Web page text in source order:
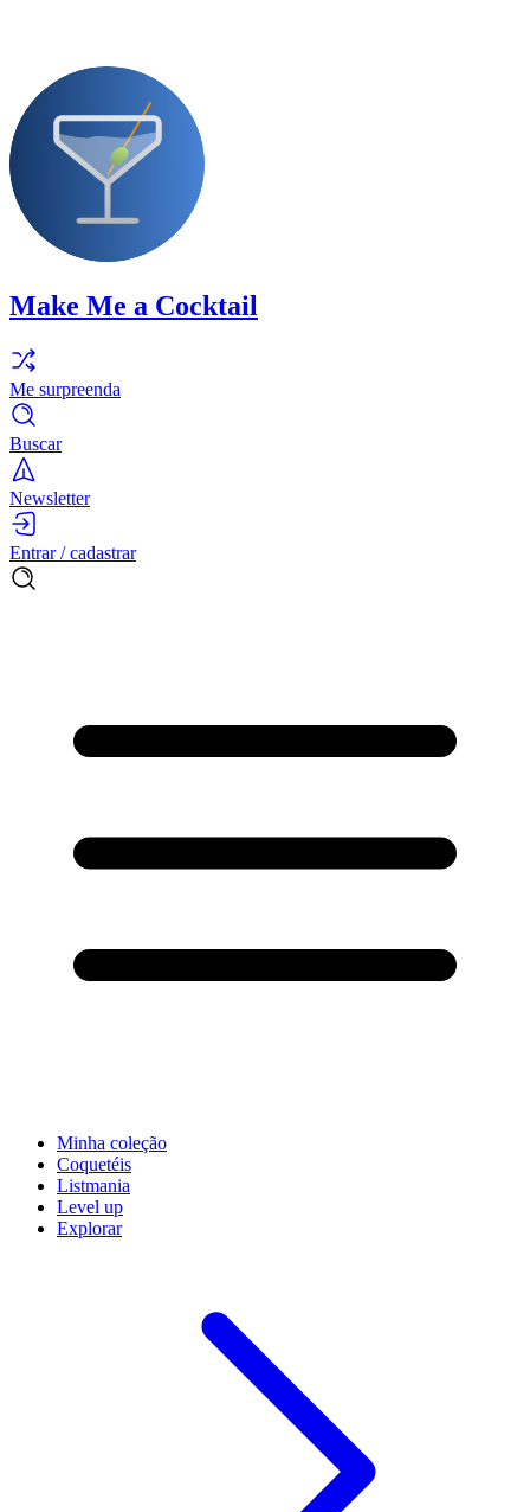
Make Me a Cocktail
Me surpreenda
Buscar
Newsletter
Entrar / cadastrar
Minha coleção
Coquetéis
Listmania
Level up
Explorar